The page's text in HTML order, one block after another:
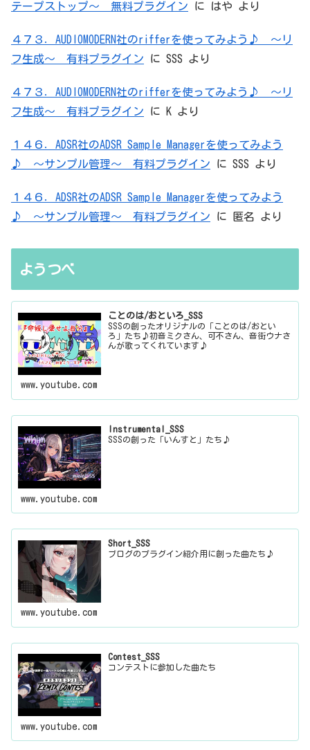
テープストップ～ 無料プラグイン に はや より
４７３．AUDIOMODERN社のrifferを使ってみよう♪ ～リ
フ生成～ 有料プラグイン に SSS より
４７３．AUDIOMODERN社のrifferを使ってみよう♪ ～リ
フ生成～ 有料プラグイン に K より
１４６．ADSR社のADSR Sample Managerを使ってみよう
♪ ～サンプル管理～ 有料プラグイン に SSS より
１４６．ADSR社のADSR Sample Managerを使ってみよう
♪ ～サンプル管理～ 有料プラグイン に 匿名 より
ようつべ
ことのは/おといろ_SSS
SSSの創ったオリジナルの「ことのは/おとい
ろ」たち♪初音ミクさん、可不さん、音街ウナさ
んが歌ってくれています♪
www.youtube.com
Instrumental_SSS
SSSの創った「いんすと」たち♪
www.youtube.com
Short_SSS
ブログのプラグイン紹介用に創った曲たち♪
www.youtube.com
Contest_SSS
コンテストに参加した曲たち
www.youtube.com